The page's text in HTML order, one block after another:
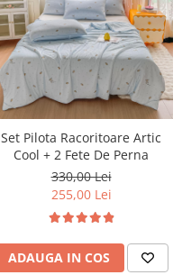
Set Pilota Racoritoare Artic
Cool + 2 Fete De Perna
330,00 Lei
255,00 Lei
ADAUGA IN COS